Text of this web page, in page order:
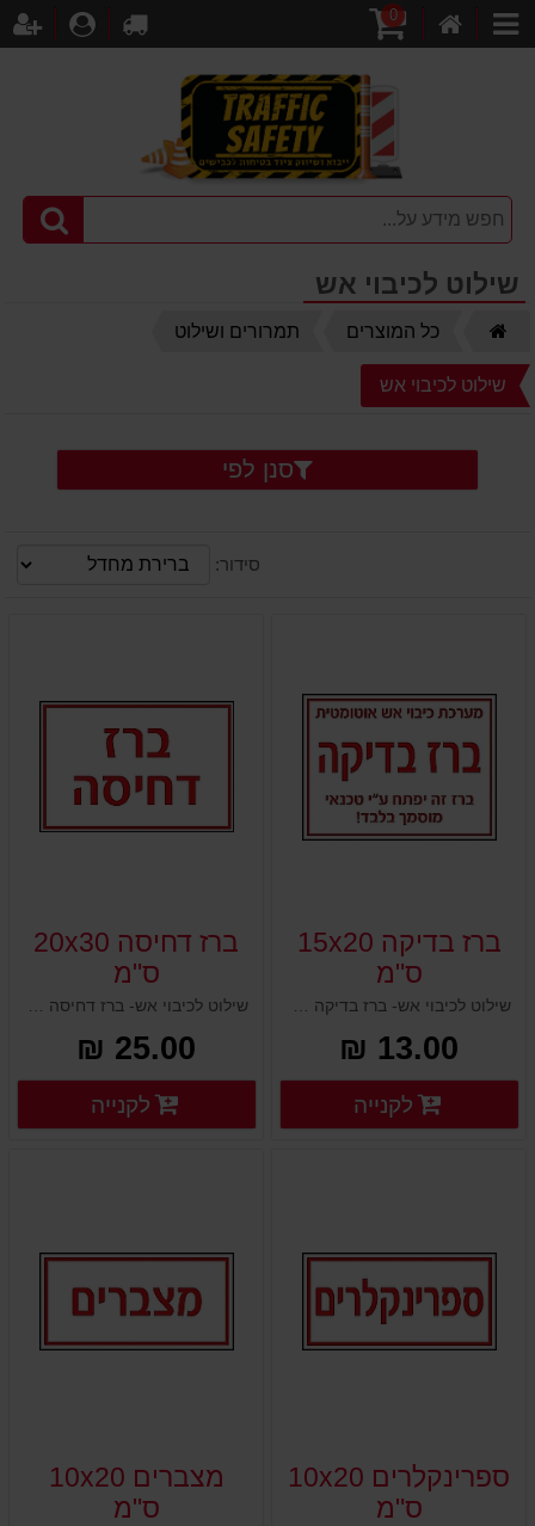
קטגוריות
קניות
0
לקופה
שילוט לכיבוי אש
כל המוצרים תמרורים ושילוט
שילוט לכיבוי אש
סנן לפי
סידור:
ברז בדיקה 15x20
ס"מ
שילוט לכיבוי אש- ברז בדיקה 15x20 ס"מ
13.00 ₪
פרטים נוספים פרטים נוספים לקנייה
ברז דחיסה 20x30
ס"מ
שילוט לכיבוי אש- ברז דחיסה 20x30 ס"מ
25.00 ₪
פרטים נוספים
לקנייה
ספרינקלרים 10x20
ס"מ
מצברים 10x20
ס"מ